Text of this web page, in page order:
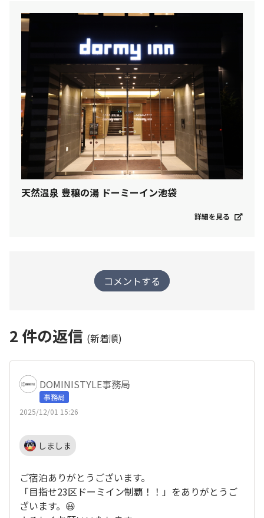
天然温泉 豊穣の湯 ドーミーイン池袋
詳細を見る
コメントする
2 件の返信 (新着順)
DOMINISTYLE事務局
事務局
2025/12/01 15:26
しましま
ご宿泊ありがとうございます。
「目指せ23区ドーミイン制覇！！」をありがとうご
ざいます。😃